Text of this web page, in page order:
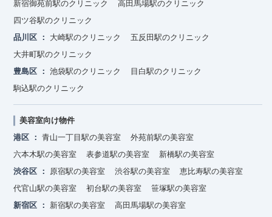
新宿御苑前駅のクリニック
高田馬場駅のクリニック
四ツ谷駅のクリニック
品川区
大崎駅のクリニック
五反田駅のクリニック
大井町駅のクリニック
豊島区
池袋駅のクリニック
目白駅のクリニック
駒込駅のクリニック
美容室向け物件
港区
青山一丁目駅の美容室
外苑前駅の美容室
六本木駅の美容室
表参道駅の美容室
新橋駅の美容室
渋谷区
原宿駅の美容室 渋谷駅の美容室
恵比寿駅の美容室
代官山駅の美容室
初台駅の美容室
笹塚駅の美容室
新宿区
新宿駅の美容室
高田馬場駅の美容室